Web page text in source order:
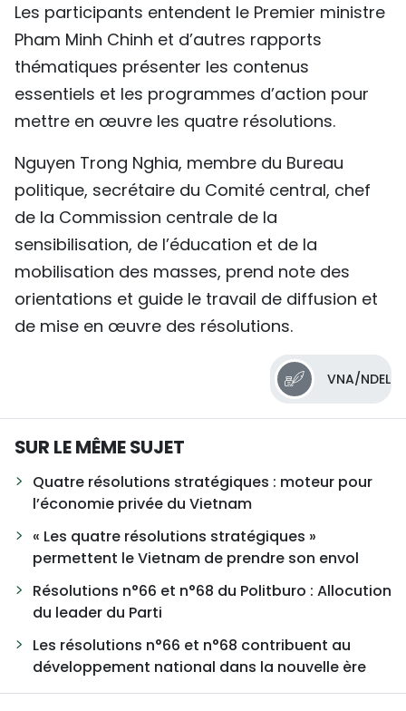
Les participants entendent le Premier ministre
Pham Minh Chinh et d’autres rapports
thématiques présenter les contenus
essentiels et les programmes d’action pour
mettre en œuvre les quatre résolutions.
Nguyen Trong Nghia, membre du Bureau
politique, secrétaire du Comité central, chef
de la Commission centrale de la
sensibilisation, de l’éducation et de la
mobilisation des masses, prend note des
orientations et guide le travail de diffusion et
de mise en œuvre des résolutions.
VNA/NDEL
SUR LE MÊME SUJET
Quatre résolutions stratégiques : moteur pour
l’économie privée du Vietnam
« Les quatre résolutions stratégiques »
permettent le Vietnam de prendre son envol
Résolutions n°66 et n°68 du Politburo : Allocution
du leader du Parti
Les résolutions n°66 et n°68 contribuent au
développement national dans la nouvelle ère